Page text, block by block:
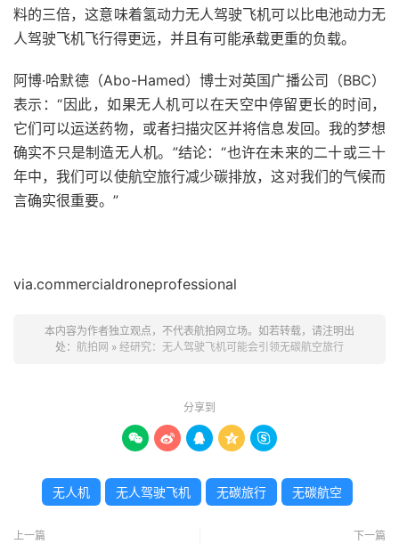
料的三倍，这意味着氢动力无人驾驶飞机可以比电池动力无
人驾驶飞机飞行得更远，并且有可能承载更重的负载。
阿博·哈默德（Abo-Hamed）博士对英国广播公司（BBC）
表示：“因此，如果无人机可以在天空中停留更长的时间，
它们可以运送药物，或者扫描灾区并将信息发回。我的梦想
确实不只是制造无人机。”结论：“也许在未来的二十或三十
年中，我们可以使航空旅行减少碳排放，这对我们的气候而
言确实很重要。”
via.commercialdroneprofessional
本内容为作者独立观点，不代表航拍网立场。如若转载，请注明出
处： 航拍网 » 经研究：无人驾驶飞机可能会引领无碳航空旅行
分享到
    
无人机 无人驾驶飞机 无碳旅行 无碳航空
上一篇 下一篇